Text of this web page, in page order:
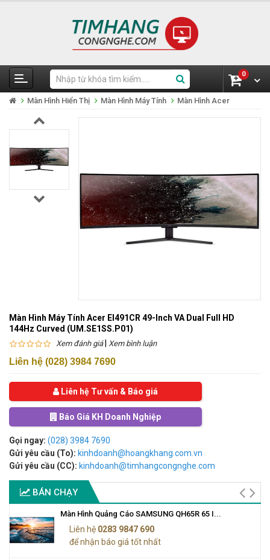
0
Màn Hình Hiển Thị Màn Hình Máy Tính Màn Hình Acer
Màn Hình Máy Tính Acer EI491CR 49-Inch VA Dual Full HD
144Hz Curved (UM.SE1SS.P01)
Xem đánh giá| Xem bình luận
Liên hệ (028) 3984 7690
Liên hệ Tư vấn & Báo giá
Báo Giá KH Doanh Nghiệp
Gọi ngay: (028) 3984 7690
Gửi yêu cầu (To): kinhdoanh@hoangkhang.com.vn
Gửi yêu cầu (CC): kinhdoanh@timhangcongnghe.com
BÁN CHẠY
Màn Hình Quảng Cáo SAMSUNG QH65R 65 I...
Liên hệ 0283 9847 690
để nhận báo giá tốt nhất